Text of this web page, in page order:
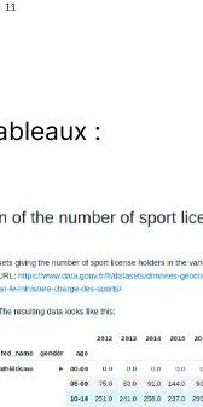
: